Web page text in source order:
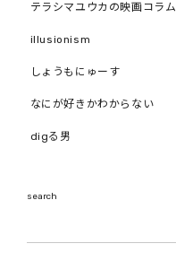
テラシマユウカの映画コラム
illusionism
しょうもにゅーす
なにが好きかわからない
digる男
search